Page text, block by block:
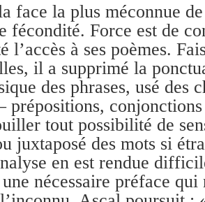
face la plus méconnue
fécondité. Force est de
l’accès à ses poèmes.
il a supprimé la
des phrases, usé des
prépositions,
tout possibilité de
juxtaposé des mots si
en est rendue
nécessaire préface